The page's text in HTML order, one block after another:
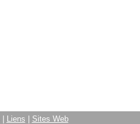
Liens
Sites Web